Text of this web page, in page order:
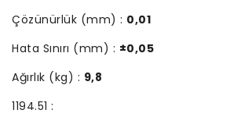
Çözünürlük (mm) : 0,01
Hata Sınırı (mm) : ±0,05
Ağırlık (kg) : 9,8
1194.51 :